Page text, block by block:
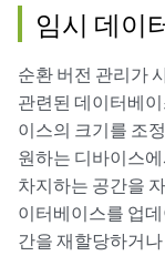
임시 데이
순환 버전 관리가
관련된 데이터베
이스의 크기를 조
원하는 디바이스
차지하는 공간을
이터베이스를 업
간을 재할당하거